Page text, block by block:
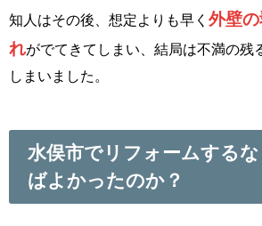
知人はその後、想定よりも早く 外壁
れがでてきてしまい、結局は不満の残
しまいました。
水俣市でリフォームする
ばよかったのか？